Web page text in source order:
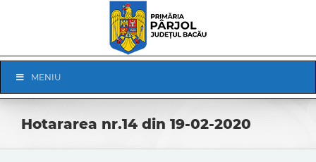
Navigation
MENIU
Hotararea nr.14 din 19-02-2020